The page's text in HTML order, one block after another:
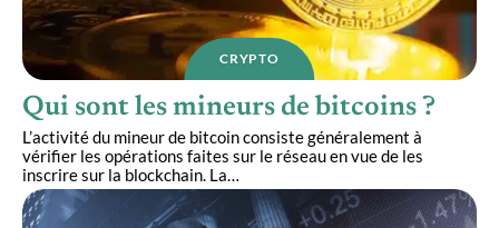
CRYPTO
Qui sont les mineurs de bitcoins ?
L’activité du mineur de bitcoin consiste généralement à
vérifier les opérations faites sur le réseau en vue de les
inscrire sur la blockchain. La…